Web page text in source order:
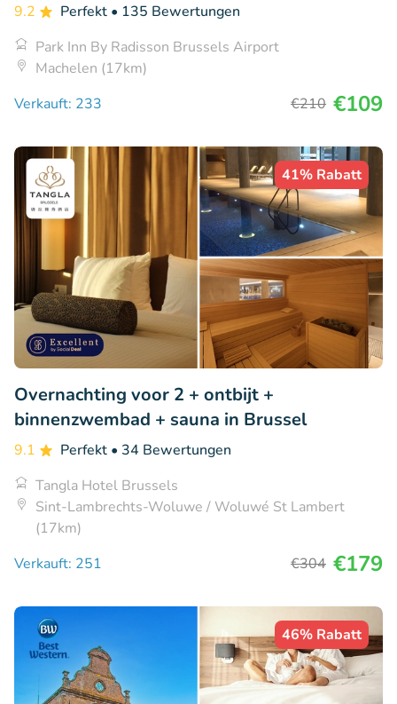
9.2 Perfekt • 135 Bewertungen
Park Inn By Radisson Brussels Airport
Machelen (17km)
Verkauft: 233
€210 €109
41% Rabatt
Overnachting voor 2 + ontbijt +
binnenzwembad + sauna in Brussel
9.1 Perfekt • 34 Bewertungen
Tangla Hotel Brussels
Sint-Lambrechts-Woluwe / Woluwé St Lambert
(17km)
Verkauft: 251
€304 €179
46% Rabatt